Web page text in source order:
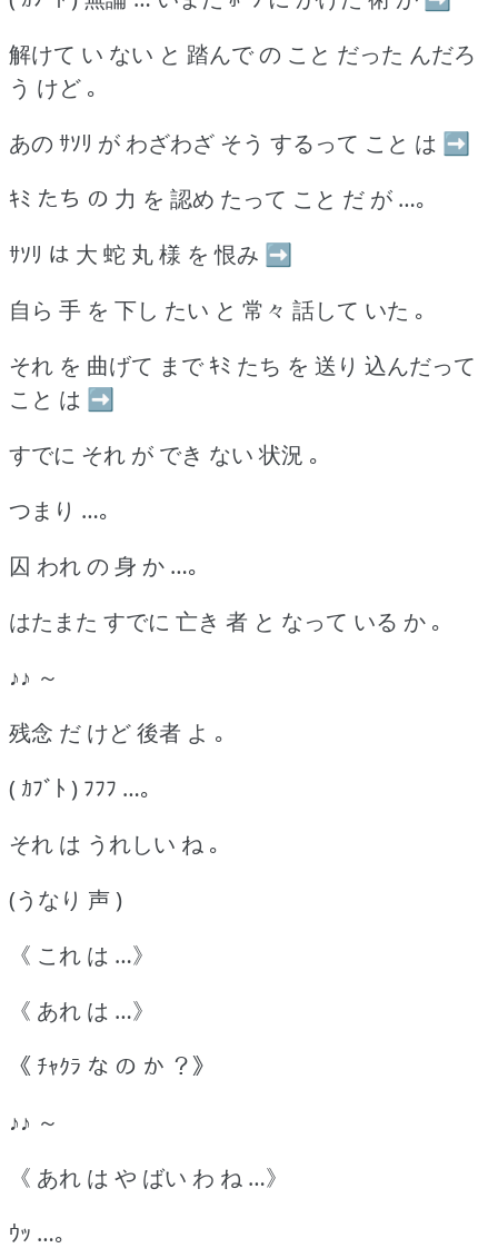
解けて い ない と 踏んで の こと だった んだろ
う けど ｡
あの ｻｿﾘ が わざわざ そう するって こと は ➡
ｷﾐ たち の 力 を 認め たって こと だ が …｡
ｻｿﾘ は 大 蛇 丸 様 を 恨み ➡
自ら 手 を 下し たい と 常々 話して いた ｡
それ を 曲げて まで ｷﾐ たち を 送り 込んだって
こと は ➡
すでに それ が でき ない 状況 ｡
つまり …｡
囚 われ の 身 か …｡
はたまた すでに 亡き 者 と なって いる か ｡
♪♪ ～
残念 だ けど 後者 よ ｡
( ｶﾌﾞﾄ ) ﾌﾌﾌ …｡
それ は うれしい ね ｡
(うなり 声 )
《 これ は …》
《 あれ は …》
《 ﾁｬｸﾗ な の か ？》
♪♪ ～
《 あれ は や ばい わ ね …》
ｳｯ …｡